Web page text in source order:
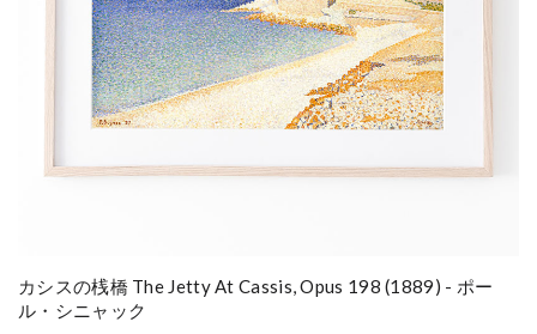
カシスの桟橋 The Jetty At Cassis, Opus 198 (1889) - ポー
ル・シニャック